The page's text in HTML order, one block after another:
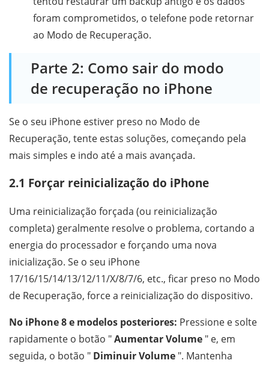
foram comprometidos, o telefone pode retornar
ao Modo de Recuperação.
Parte 2: Como sair do modo
de recuperação no iPhone
Se o seu iPhone estiver preso no Modo de
Recuperação, tente estas soluções, começando pela
mais simples e indo até a mais avançada.
2.1 Forçar reinicialização do iPhone
Uma reinicialização forçada (ou reinicialização
completa) geralmente resolve o problema, cortando a
energia do processador e forçando uma nova
inicialização. Se o seu iPhone
17/16/15/14/13/12/11/X/8/7/6, etc., ficar preso no Modo
de Recuperação, force a reinicialização do dispositivo.
No iPhone 8 e modelos posteriores: Pressione e solte
rapidamente o botão "Aumentar Volume " e, em
seguida, o botão " Diminuir Volume ". Mantenha